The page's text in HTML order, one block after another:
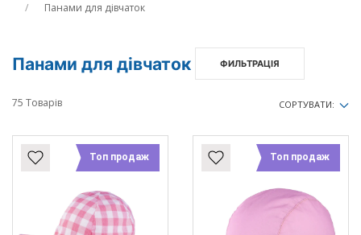
Панами для дівчаток
Панами для дівчаток ФИЛЬТРАЦІЯ
75 Товарів СОРТУВАТИ:
Топ продаж Топ продаж